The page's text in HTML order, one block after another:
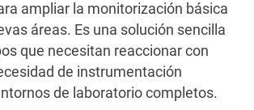
ampliar la monitorización básica
áreas. Es una solución sencilla
que necesitan reaccionar con
de instrumentación
de laboratorio completos.